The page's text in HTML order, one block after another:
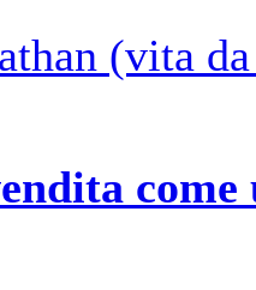
(vita
come